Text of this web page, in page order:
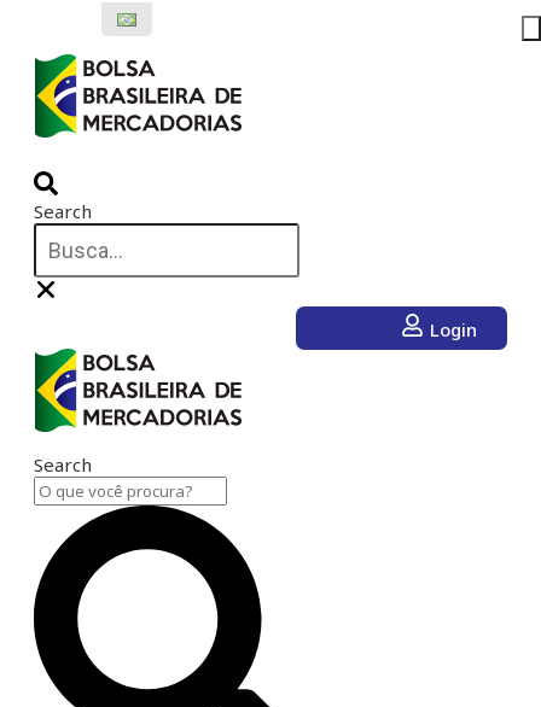
conteúdo
Search
Login
Search